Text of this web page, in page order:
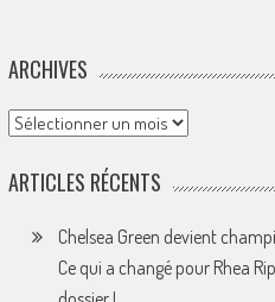
ARCHIVES
Archives
ARTICLES RÉCENTS
Chelsea Green devient
Ce qui a changé pour Rhea